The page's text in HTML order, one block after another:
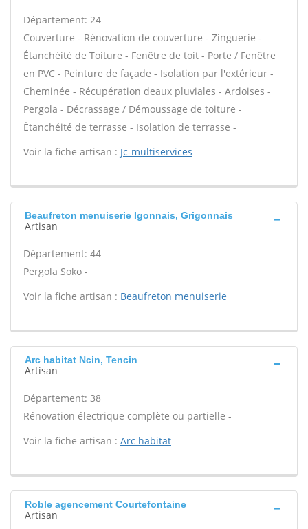
Département: 24
Couverture - Rénovation de couverture - Zinguerie -
Étanchéité de Toiture - Fenêtre de toit - Porte / Fenêtre
en PVC - Peinture de façade - Isolation par l'extérieur -
Cheminée - Récupération deaux pluviales - Ardoises -
Pergola - Décrassage / Démoussage de toiture -
Étanchéité de terrasse - Isolation de terrasse -
Voir la fiche artisan : Jc-multiservices
Beaufreton menuiserie Igonnais, Grigonnais
Artisan
Département: 44
Pergola Soko -
Voir la fiche artisan : Beaufreton menuiserie
Arc habitat Ncin, Tencin
Artisan
Département: 38
Rénovation électrique complète ou partielle -
Voir la fiche artisan : Arc habitat
Roble agencement Courtefontaine
Artisan